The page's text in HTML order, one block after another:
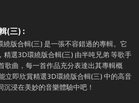
(三) :
版合輯(三) 是一張不容錯過的專輯。它
精選3D環繞版合輯(三) 由半吨兄弟 等歌手
歌曲，每一首作品充分表達出其專輯概
立即欣賞精選3D環繞版合輯(三) 中的高音
沉浸在美妙的音樂體驗中吧！